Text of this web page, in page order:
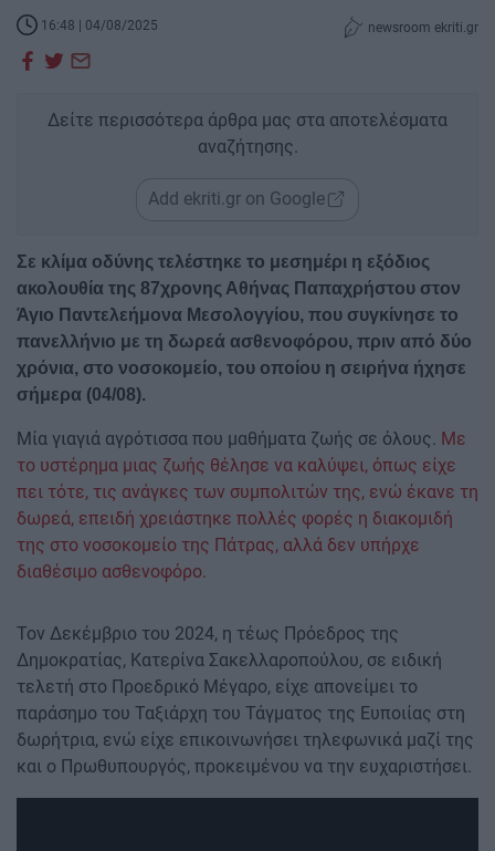
16:48 | 04/08/2025 newsroom ekriti.gr
Δείτε περισσότερα άρθρα μας στα αποτελέσματα
αναζήτησης.
Add ekriti.gr on Google
Σε κλίμα οδύνης τελέστηκε το μεσημέρι η εξόδιος
ακολουθία της 87χρονης Αθήνας Παπαχρήστου στον
Άγιο Παντελεήμονα Μεσολογγίου, που συγκίνησε το
πανελλήνιο με τη δωρεά ασθενοφόρου, πριν από δύο
χρόνια, στο νοσοκομείο, του οποίου η σειρήνα ήχησε
σήμερα (04/08).
Μία γιαγιά αγρότισσα που μαθήματα ζωής σε όλους. Με
το υστέρημα μιας ζωής θέλησε να καλύψει, όπως είχε
πει τότε, τις ανάγκες των συμπολιτών της, ενώ έκανε τη
δωρεά, επειδή χρειάστηκε πολλές φορές η διακομιδή
της στο νοσοκομείο της Πάτρας, αλλά δεν υπήρχε
διαθέσιμο ασθενοφόρο.
Τον Δεκέμβριο του 2024, η τέως Πρόεδρος της
Δημοκρατίας, Κατερίνα Σακελλαροπούλου, σε ειδική
τελετή στο Προεδρικό Μέγαρο, είχε απονείμει το
παράσημο του Ταξιάρχη του Τάγματος της Ευποιίας στη
δωρήτρια, ενώ είχε επικοινωνήσει τηλεφωνικά μαζί της
και ο Πρωθυπουργός, προκειμένου να την ευχαριστήσει.